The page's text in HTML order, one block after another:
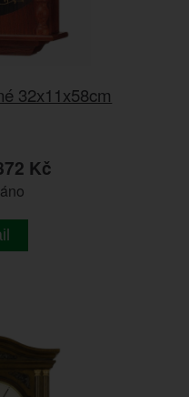
32x11x58cm
Kč